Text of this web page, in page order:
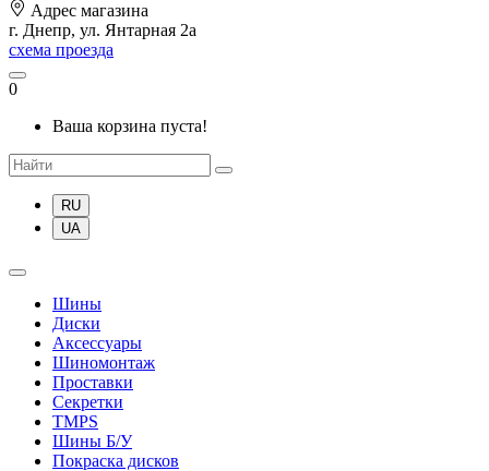
Адрес магазина
г. Днепр, ул. Янтарная 2а
схема проезда
0
Ваша корзина пуста!
RU
UA
Шины
Диски
Аксессуары
Шиномонтаж
Проставки
Секретки
TMPS
Шины Б/У
Покраска дисков